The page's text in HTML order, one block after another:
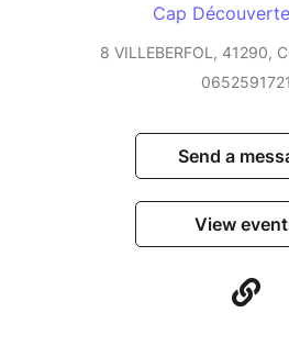
Cap
8 VILLEBERFOL, 41290,
0652591721
Send a
View